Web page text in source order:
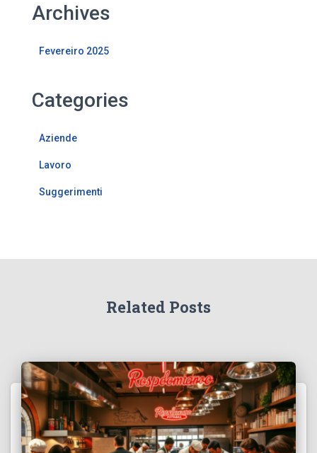
Archives
Fevereiro 2025
Categories
Aziende
Lavoro
Suggerimenti
Related Posts